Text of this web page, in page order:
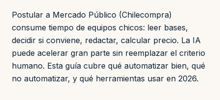
Postular a Mercado Público (Chilecompra)
consume tiempo de equipos chicos: leer bases,
decidir si conviene, redactar, calcular precio. La IA
puede acelerar gran parte sin reemplazar el criterio
humano. Esta guía cubre qué automatizar bien, qué
no automatizar, y qué herramientas usar en 2026.